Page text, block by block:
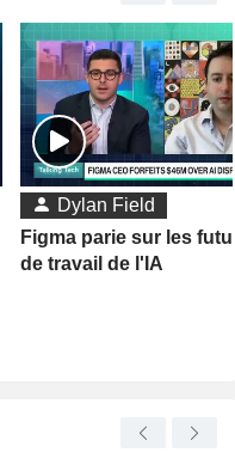
Dylan Field
Figma parie sur les
de travail de l'IA